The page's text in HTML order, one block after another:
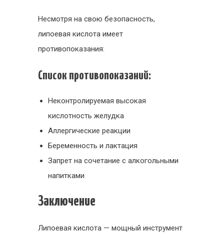
Несмотря на свою безопасность,
липоевая кислота имеет
противопоказания:
Список противопоказаний:
Неконтролируемая высокая
кислотность желудка
Аллергические реакции
Беременность и лактация
Запрет на сочетание с алкогольными
напитками
Заключение
Липоевая кислота — мощный инструмент